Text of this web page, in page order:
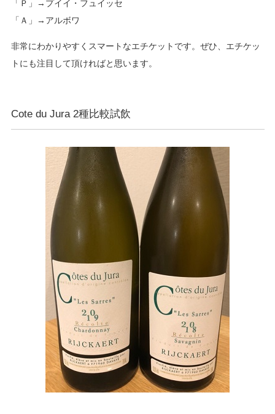
「Ｐ」→プイイ・フュイッセ
「Ａ」→アルボワ
非常にわかりやすくスマートなエチケットです。ぜひ、エチケッ
トにも注目して頂ければと思います。
Cote du Jura 2種比較試飲